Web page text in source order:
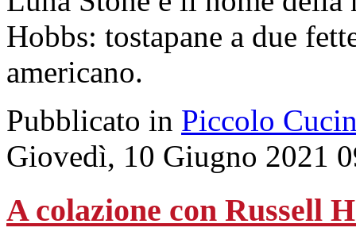
Hobbs: tostapane a due
americano.
Pubblicato in Piccolo
Giovedì, 10 Giugno 2021
A colazione con Russell